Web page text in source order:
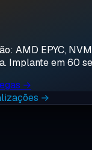
AMD EPYC,
Implante em 60
→
→